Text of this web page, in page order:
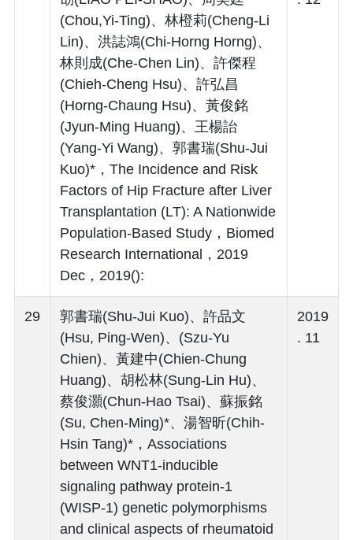
(Chou,Yi-Ting)、林橙莉(Cheng-Li
Lin)、洪誌鴻(Chi-Horng Horng)、
林則成(Che-Chen Lin)、許傑程
(Chieh-Cheng Hsu)、許弘昌
(Horng-Chaung Hsu)、黃俊銘
(Jyun-Ming Huang)、王楊詒
(Yang-Yi Wang)、郭書瑞(Shu-Jui
Kuo)*，The Incidence and Risk
Factors of Hip Fracture after Liver
Transplantation (LT): A Nationwide
Population-Based Study，Biomed
Research International，2019
Dec，2019():
29
郭書瑞(Shu-Jui Kuo)、許品文
(Hsu, Ping-Wen)、(Szu-Yu
Chien)、黃建中(Chien-Chung
Huang)、胡松林(Sung-Lin Hu)、
蔡俊灝(Chun-Hao Tsai)、蘇振銘
(Su, Chen-Ming)*、湯智昕(Chih-
Hsin Tang)*，Associations
between WNT1-inducible
signaling pathway protein-1
(WISP-1) genetic polymorphisms
and clinical aspects of rheumatoid
2019
. 11